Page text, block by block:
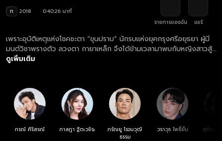
ท 2018
0:40:26 นาที
รายการของฉัน
แชร์
เพราะอุบัติเหตุแห่งโชคชะตา “ขุนปราบ” นักรบแห่งยุคกรุงศรีอยุธยา ผู้มี
มนต์วิชาพรางตัว ลวงตา กายาเหล็ก จึงได้ข้ามเวลามาพบกับหญิงสาวสู้
ชีวิตในยุคปัจจุบัน จึงได้เกิดภารกิจตามหาดาบพิชิตชัย เพื่อนำตัวขุนปราบ
ดูเพิ่มเติม
กรณ์ ศิริสรณ์ ภาลฎา ฐิตะวชิระ
ภรัณยู โรจนวุฒิ
ธรรม
วราวุธ โพธิ์ยิ้ม
สุพิชชา